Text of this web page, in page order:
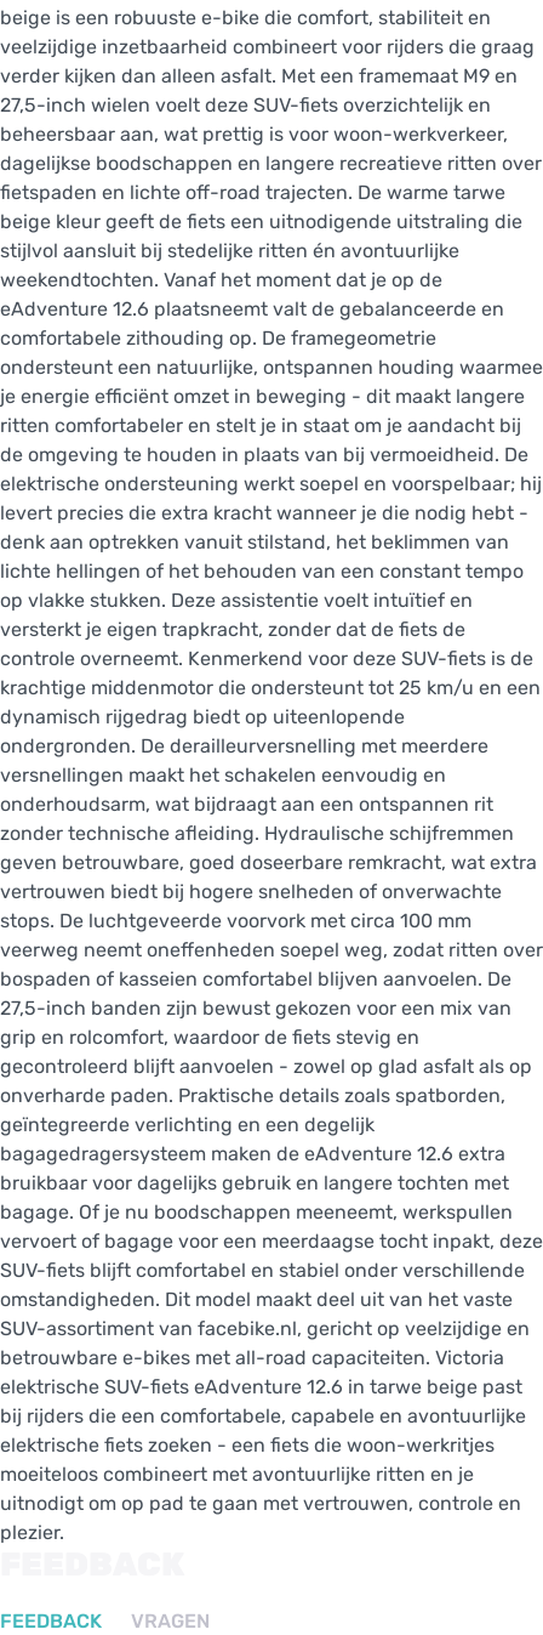
beige is een robuuste e-bike die comfort, stabiliteit en
veelzijdige inzetbaarheid combineert voor rijders die graag
verder kijken dan alleen asfalt. Met een framemaat M9 en
27,5-inch wielen voelt deze SUV-fiets overzichtelijk en
beheersbaar aan, wat prettig is voor woon-werkverkeer,
dagelijkse boodschappen en langere recreatieve ritten over
fietspaden en lichte off-road trajecten. De warme tarwe
beige kleur geeft de fiets een uitnodigende uitstraling die
stijlvol aansluit bij stedelijke ritten én avontuurlijke
weekendtochten. Vanaf het moment dat je op de
eAdventure 12.6 plaatsneemt valt de gebalanceerde en
comfortabele zithouding op. De framegeometrie
ondersteunt een natuurlijke, ontspannen houding waarmee
je energie efficiënt omzet in beweging - dit maakt langere
ritten comfortabeler en stelt je in staat om je aandacht bij
de omgeving te houden in plaats van bij vermoeidheid. De
elektrische ondersteuning werkt soepel en voorspelbaar; hij
levert precies die extra kracht wanneer je die nodig hebt -
denk aan optrekken vanuit stilstand, het beklimmen van
lichte hellingen of het behouden van een constant tempo
op vlakke stukken. Deze assistentie voelt intuïtief en
versterkt je eigen trapkracht, zonder dat de fiets de
controle overneemt. Kenmerkend voor deze SUV-fiets is de
krachtige middenmotor die ondersteunt tot 25 km/u en een
dynamisch rijgedrag biedt op uiteenlopende
ondergronden. De derailleurversnelling met meerdere
versnellingen maakt het schakelen eenvoudig en
onderhoudsarm, wat bijdraagt aan een ontspannen rit
zonder technische afleiding. Hydraulische schijfremmen
geven betrouwbare, goed doseerbare remkracht, wat extra
vertrouwen biedt bij hogere snelheden of onverwachte
stops. De luchtgeveerde voorvork met circa 100 mm
veerweg neemt oneffenheden soepel weg, zodat ritten over
bospaden of kasseien comfortabel blijven aanvoelen. De
27,5-inch banden zijn bewust gekozen voor een mix van
grip en rolcomfort, waardoor de fiets stevig en
gecontroleerd blijft aanvoelen - zowel op glad asfalt als op
onverharde paden. Praktische details zoals spatborden,
geïntegreerde verlichting en een degelijk
bagagedragersysteem maken de eAdventure 12.6 extra
bruikbaar voor dagelijks gebruik en langere tochten met
bagage. Of je nu boodschappen meeneemt, werkspullen
vervoert of bagage voor een meerdaagse tocht inpakt, deze
SUV-fiets blijft comfortabel en stabiel onder verschillende
omstandigheden. Dit model maakt deel uit van het vaste
SUV-assortiment van facebike.nl, gericht op veelzijdige en
betrouwbare e-bikes met all-road capaciteiten. Victoria
elektrische SUV-fiets eAdventure 12.6 in tarwe beige past
bij rijders die een comfortabele, capabele en avontuurlijke
elektrische fiets zoeken - een fiets die woon-werkritjes
moeiteloos combineert met avontuurlijke ritten en je
uitnodigt om op pad te gaan met vertrouwen, controle en
plezier.
FEEDBACK VRAGEN